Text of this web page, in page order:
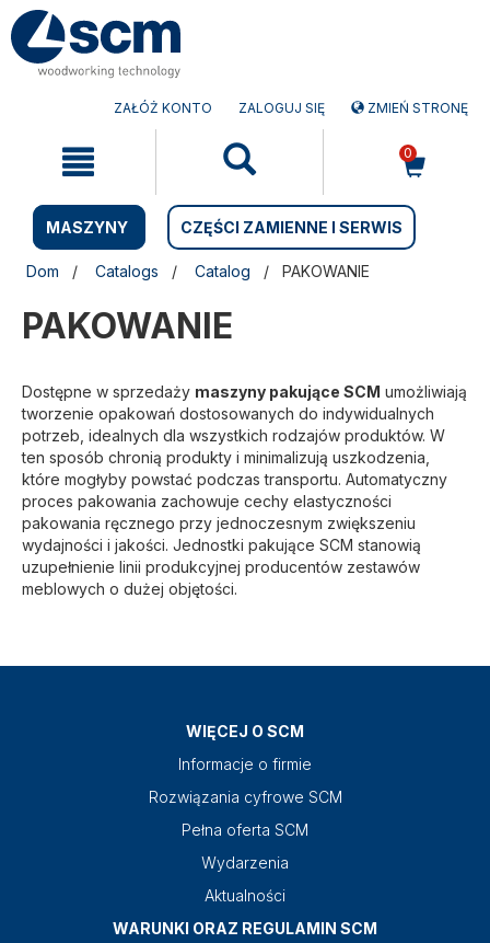
Przejdź
do
treści
Przejdź
do
menu
nawigacyjnego
ZAŁÓŻ KONTO ZALOGUJ SIĘ ZMIEŃ STRONĘ
0
MASZYNY CZĘŚCI ZAMIENNE I SERWIS
Dom Catalogs Catalog PAKOWANIE
PAKOWANIE
Dostępne w sprzedaży maszyny pakujące SCM umożliwiają
tworzenie opakowań dostosowanych do indywidualnych
potrzeb, idealnych dla wszystkich rodzajów produktów. W
ten sposób chronią produkty i minimalizują uszkodzenia,
które mogłyby powstać podczas transportu. Automatyczny
proces pakowania zachowuje cechy elastyczności
pakowania ręcznego przy jednoczesnym zwiększeniu
wydajności i jakości. Jednostki pakujące SCM stanowią
uzupełnienie linii produkcyjnej producentów zestawów
meblowych o dużej objętości.
WIĘCEJ O SCM
Informacje o firmie
Rozwiązania cyfrowe SCM
Pełna oferta SCM
Wydarzenia
Aktualności
WARUNKI ORAZ REGULAMIN SCM